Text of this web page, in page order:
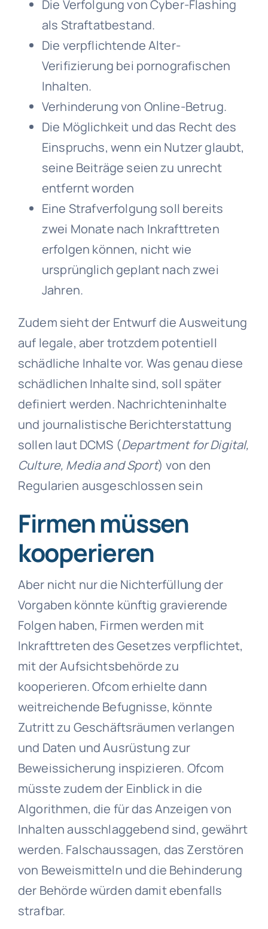
Die Verfolgung von Cyber-Flashing
als Straftatbestand.
Die verpflichtende Alter-
Verifizierung bei pornografischen
Inhalten.
Verhinderung von Online-Betrug.
Die Möglichkeit und das Recht des
Einspruchs, wenn ein Nutzer glaubt,
seine Beiträge seien zu unrecht
entfernt worden
Eine Strafverfolgung soll bereits
zwei Monate nach Inkrafttreten
erfolgen können, nicht wie
ursprünglich geplant nach zwei
Jahren.
Zudem sieht der Entwurf die Ausweitung
auf legale, aber trotzdem potentiell
schädliche Inhalte vor. Was genau diese
schädlichen Inhalte sind, soll später
definiert werden. Nachrichteninhalte
und journalistische Berichterstattung
sollen laut DCMS (Department for Digital,
Culture, Media and Sport) von den
Regularien ausgeschlossen sein
Firmen müssen
kooperieren
Aber nicht nur die Nichterfüllung der
Vorgaben könnte künftig gravierende
Folgen haben, Firmen werden mit
Inkrafttreten des Gesetzes verpflichtet,
mit der Aufsichtsbehörde zu
kooperieren. Ofcom erhielte dann
weitreichende Befugnisse, könnte
Zutritt zu Geschäftsräumen verlangen
und Daten und Ausrüstung zur
Beweissicherung inspizieren. Ofcom
müsste zudem der Einblick in die
Algorithmen, die für das Anzeigen von
Inhalten ausschlaggebend sind, gewährt
werden. Falschaussagen, das Zerstören
von Beweismitteln und die Behinderung
der Behörde würden damit ebenfalls
strafbar.